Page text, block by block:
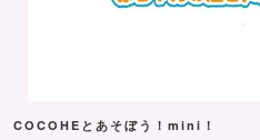
COCOHEとあそぼう！mini！